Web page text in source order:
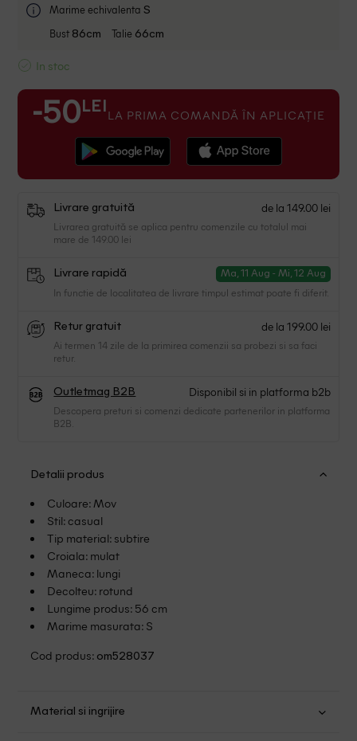
Marime echivalenta S
Bust 86cm Talie 66cm
In stoc
-50 LEI LA PRIMA COMANDĂ ÎN APLICAȚIE
Livrare gratuită de la 149.00 lei
Livrarea gratuită se aplica pentru comenzile cu totalul mai
mare de 149.00 lei
Livrare rapidă Ma, 11 Aug - Mi, 12 Aug
In functie de localitatea de livrare timpul estimat poate fi diferit.
Retur gratuit de la 199.00 lei
Ai termen 14 zile de la primirea comenzii sa probezi si sa faci
retur.
Outletmag B2B Disponibil si in platforma b2b
Descopera preturi si comenzi dedicate partenerilor in platforma
B2B.
Detalii produs
Culoare: Mov
Stil: casual
Tip material: subtire
Croiala: mulat
Maneca: lungi
Decolteu: rotund
Lungime produs: 56 cm
Marime masurata: S
Cod produs: om528037
Material si ingrijire